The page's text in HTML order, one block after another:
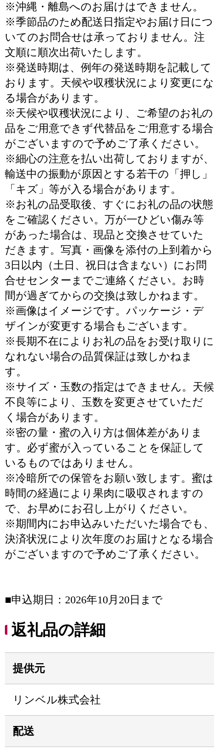
※沖縄・離島へのお届けはできません。
※季節品のため配送日指定やお届け日につ
いてのお問合せは承っておりません。注
文順に順次出荷いたします。
※発送時期は、例年の発送時期を記載して
おります。天候や収穫状況により変更にな
る場合があります。
※天候や収穫状況により、ご希望のお礼の
品をご用意できず代替品をご用意する場合
がございますので予めご了承ください。
※細心の注意を払い出荷しておりますが、
輸送中の振動が原因とする若干の「押し」
「キズ」等が入る場合があります。
※お礼の品受取後、すぐにお礼の品の状態
をご確認ください。万が一ひどい傷み等
があった場合は、現品と交換させていた
だきます。写真・画像を添付の上到着から
3日以内（土日、祝日は含まない）にお問
合せセンターまでご連絡ください。お時
間が過ぎてからの交換は致しかねます。
※画像はイメージです。パッケージ・デ
ザインが変更する場合もございます。
※長期不在によりお礼の品をお受け取りに
なれない場合の品質保証は致しかねま
す。
※サイズ・玉数の指定はできません。天候
不良等により、玉数を変更させていただ
く場合があります。
※密の量・蜜の入り方は個体差がありま
す。必ず蜜が入っていることを保証して
いるものではありません。
※冷暗所での保管をお願い致します。蜜は
時間の経過により果肉に吸収されますの
で、お早めにお召し上がりください。
※期間内にお申込みいただいた場合でも、
決済状況により次年度のお届けとなる場合
がございますので予めご了承ください。
■申込期日：2026年10月20日まで
返礼品の詳細
提供元
リンベル株式会社
配送